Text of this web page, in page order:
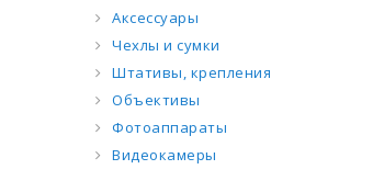
Аксессуары
Чехлы и сумки
Штативы, крепления
Объективы
Фотоаппараты
Видеокамеры